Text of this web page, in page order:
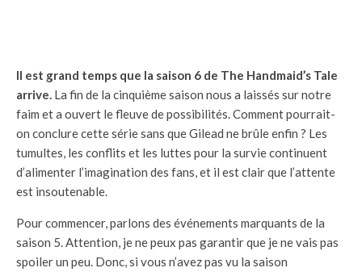
Il est grand temps que la saison 6 de The Handmaid’s Tale
arrive. La fin de la cinquième saison nous a laissés sur notre
faim et a ouvert le fleuve de possibilités. Comment pourrait-
on conclure cette série sans que Gilead ne brûle enfin ? Les
tumultes, les conflits et les luttes pour la survie continuent
d’alimenter l’imagination des fans, et il est clair que l’attente
est insoutenable.
Pour commencer, parlons des événements marquants de la
saison 5. Attention, je ne peux pas garantir que je ne vais pas
spoiler un peu. Donc, si vous n’avez pas vu la saison